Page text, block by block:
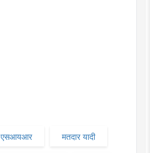
एसआयआर मतदार यादी